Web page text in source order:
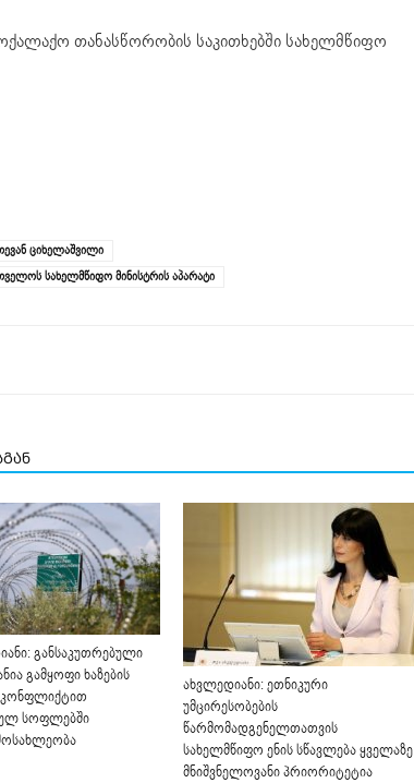
თანასწორობის საკითხებში სახელმწიფო
ციხელაშვილი
სახელმწიფო მინისტრის აპარატი
განსაკუთრებული
გამყოფი ხაზების
სოფლებში
ახვლედიანი: ეთნიკური
უმცირესობების
წარმომადგენელთათვის
სახელმწიფო ენის სწავლება ყველაზე
მნიშვნელოვანი პრიორიტეტია